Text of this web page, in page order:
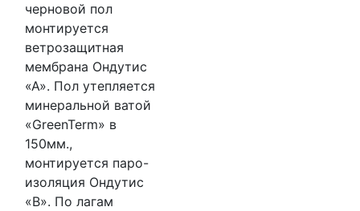
черновой пол
монтируется
ветрозащитная
мембрана Ондутис
«А». Пол утепляется
минеральной ватой
«GreenTerm» в
150мм.,
монтируется паро-
изоляция Ондутис
«В». По лагам